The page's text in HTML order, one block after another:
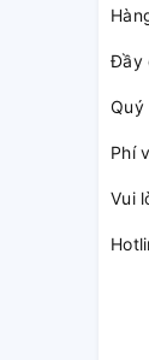
Đầy
Quý
Phí
Vui